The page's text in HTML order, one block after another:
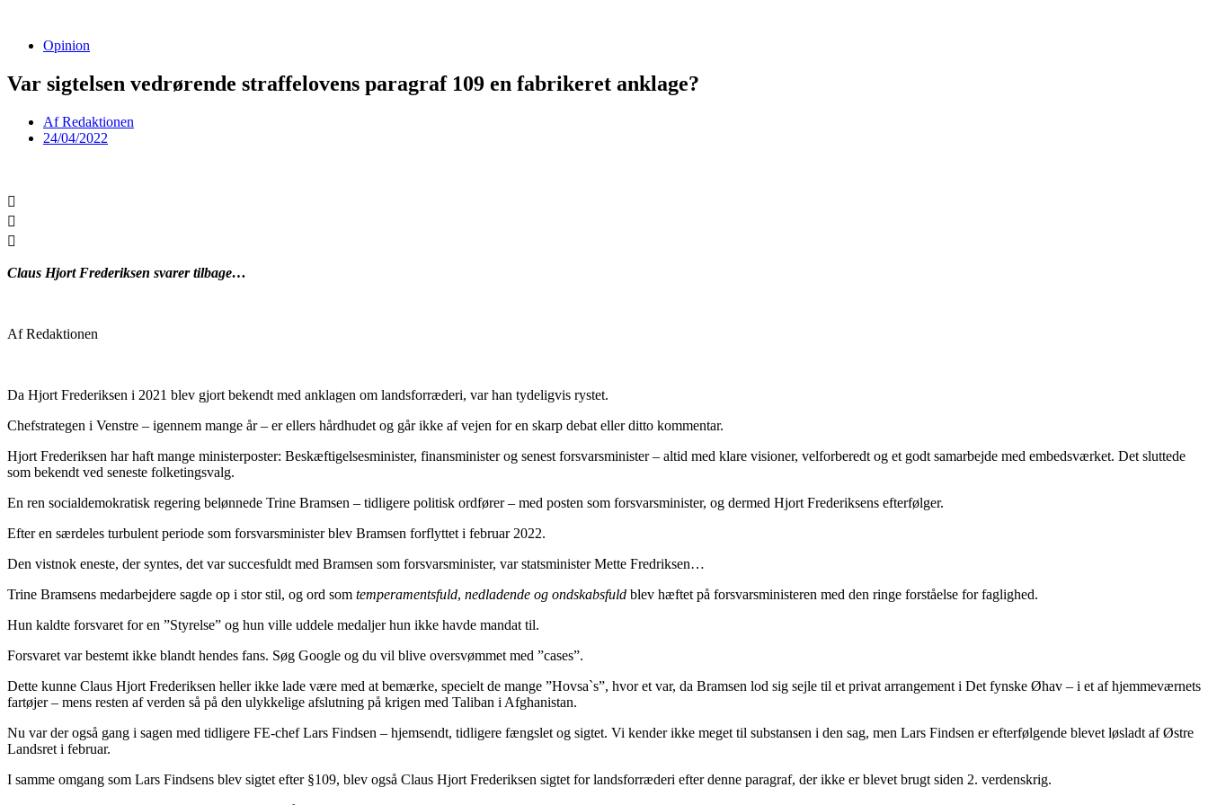
indholdOpinion
Var sigtelsen vedrørende straffelovens paragraf 109 en fabrikeret anklage?
AfRedaktionen
24/04/2022
Claus Hjort Frederiksen svarer tilbage…
Af Redaktionen
Da Hjort Frederiksen i 2021 blev gjort bekendt med anklagen om landsforræderi, var han tydeligvis rystet.
Chefstrategen i Venstre – igennem mange år – er ellers hårdhudet og går ikke af vejen for en skarp debat eller ditto kommentar.
Hjort Frederiksen har haft mange ministerposter: Beskæftigelsesminister, finansminister og senest forsvarsminister – altid med klare visioner, velforberedt og et godt samarbejde med embedsværket. Det sluttede
som bekendt ved seneste folketingsvalg.
En ren socialdemokratisk regering belønnede Trine Bramsen – tidligere politisk ordfører – med posten som forsvarsminister, og dermed Hjort Frederiksens efterfølger.
Efter en særdeles turbulent periode som forsvarsminister blev Bramsen forflyttet i februar 2022.
Den vistnok eneste, der syntes, det var succesfuldt med Bramsen som forsvarsminister, var statsminister Mette Fredriksen…
Trine Bramsens medarbejdere sagde op i stor stil, og ord som temperamentsfuld, nedladende og ondskabsfuld blev hæftet på forsvarsministeren med den ringe forståelse for faglighed.
Hun kaldte forsvaret for en ”Styrelse” og hun ville uddele medaljer hun ikke havde mandat til.
Forsvaret var bestemt ikke blandt hendes fans. Søg Google og du vil blive oversvømmet med ”cases”.
Dette kunne Claus Hjort Frederiksen heller ikke lade være med at bemærke, specielt de mange ”Hovsa`s”, hvor et var, da Bramsen lod sig sejle til et privat arrangement i Det fynske Øhav – i et af hjemmeværnets
fartøjer – mens resten af verden så på den ulykkelige afslutning på krigen med Taliban i Afghanistan.
Nu var der også gang i sagen med tidligere FE-chef Lars Findsen – hjemsendt, tidligere fængslet og sigtet. Vi kender ikke meget til substansen i den sag, men Lars Findsen er efterfølgende blevet løsladt af Østre
Landsret i februar.
I samme omgang som Lars Findsens blev sigtet efter §109, blev også Claus Hjort Frederiksen sigtet for landsforræderi efter denne paragraf, der ikke er blevet brugt siden 2. verdenskrig.